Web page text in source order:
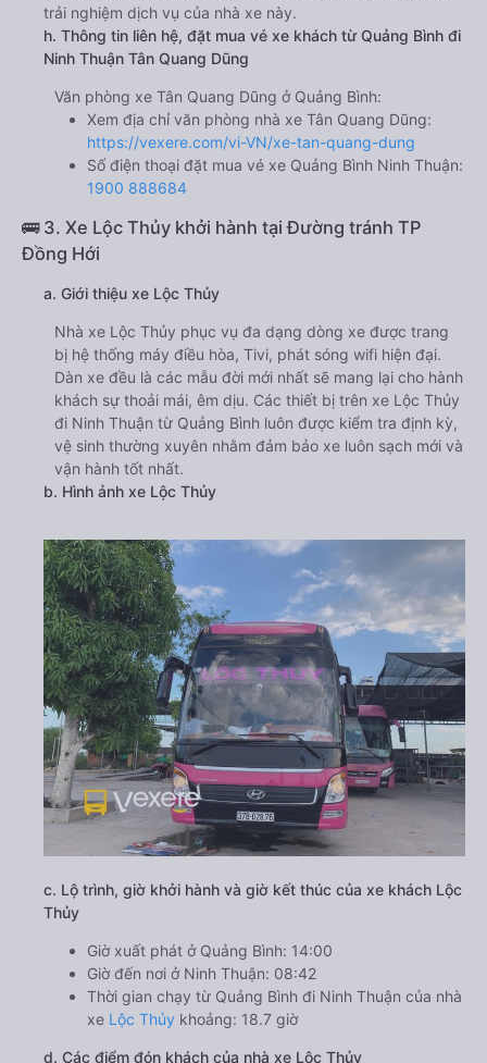
trải nghiệm dịch vụ của nhà xe này.
h. Thông tin liên hệ, đặt mua vé xe khách từ Quảng Bình đi
Ninh Thuận Tân Quang Dũng
Văn phòng xe Tân Quang Dũng ở Quảng Bình:
Xem địa chỉ văn phòng nhà xe Tân Quang Dũng:
https://vexere.com/vi-VN/xe-tan-quang-dung
Số điện thoại đặt mua vé xe Quảng Bình Ninh Thuận:
1900 888684
🚌 3. Xe Lộc Thủy khởi hành tại Đường tránh TP
Đồng Hới
a. Giới thiệu xe Lộc Thủy
Nhà xe Lộc Thủy phục vụ đa dạng dòng xe được trang
bị hệ thống máy điều hòa, Tivi, phát sóng wifi hiện đại.
Dàn xe đều là các mẫu đời mới nhất sẽ mang lại cho hành
khách sự thoải mái, êm dịu. Các thiết bị trên xe Lộc Thủy
đi Ninh Thuận từ Quảng Bình luôn được kiểm tra định kỳ,
vệ sinh thường xuyên nhằm đảm bảo xe luôn sạch mới và
vận hành tốt nhất.
b. Hình ảnh xe Lộc Thủy
c. Lộ trình, giờ khởi hành và giờ kết thúc của xe khách Lộc
Thủy
Giờ xuất phát ở Quảng Bình: 14:00
Giờ đến nơi ở Ninh Thuận: 08:42
Thời gian chạy từ Quảng Bình đi Ninh Thuận của nhà
xe Lộc Thủy khoảng: 18.7 giờ
d. Các điểm đón khách của nhà xe Lộc Thủy